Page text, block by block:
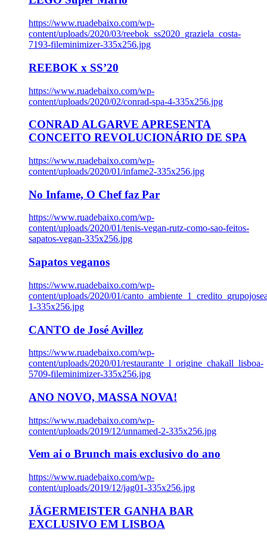
https://www.ruadebaixo.com/wp-
content/uploads/2020/03/reebok_ss2020_graziela_costa-
7193-fileminimizer-335x256.jpg
REEBOK x SS’20
https://www.ruadebaixo.com/wp-
content/uploads/2020/02/conrad-spa-4-335x256.jpg
CONRAD ALGARVE APRESENTA
CONCEITO REVOLUCIONÁRIO DE SPA
https://www.ruadebaixo.com/wp-
content/uploads/2020/01/infame2-335x256.jpg
No Infame, O Chef faz Par
https://www.ruadebaixo.com/wp-
content/uploads/2020/01/tenis-vegan-rutz-como-sao-feitos-
sapatos-vegan-335x256.jpg
Sapatos veganos
https://www.ruadebaixo.com/wp-
content/uploads/2020/01/
1-335x256.jpg
CANTO de José Avillez
https://www.ruadebaixo.com/wp-
content/uploads/2020/01/restaurante_l_origine_chakall_lisboa-
5709-fileminimizer-335x256.jpg
ANO NOVO, MASSA NOVA!
https://www.ruadebaixo.com/wp-
content/uploads/2019/12/unnamed-2-335x256.jpg
Vem ai o Brunch mais exclusivo do ano
https://www.ruadebaixo.com/wp-
content/uploads/2019/12/jag01-335x256.jpg
JÄGERMEISTER GANHA BAR
EXCLUSIVO EM LISBOA